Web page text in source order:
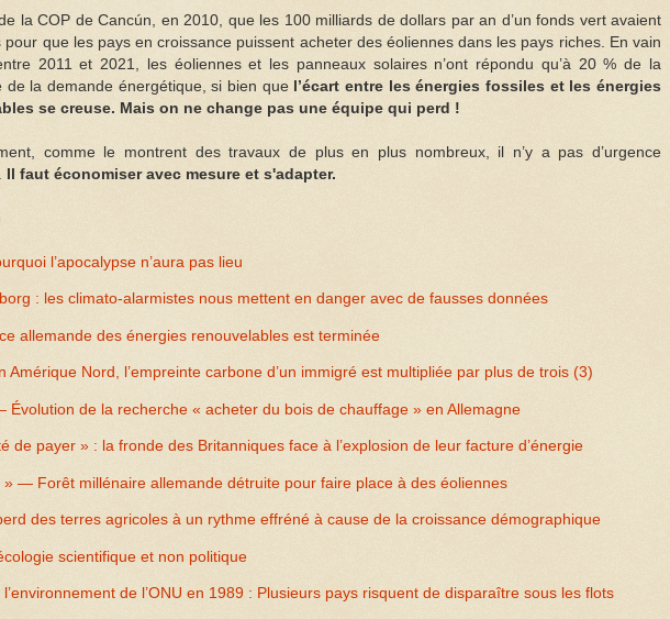
la COP de Cancún, en 2010, que les 100 milliards de dollars par an d’un fonds vert avaient
pour que les pays en croissance puissent acheter des éoliennes dans les pays riches. En vain
2011 et 2021, les éoliennes et les panneaux solaires n’ont répondu qu’à 20 % de la
de la demande énergétique, si bien que l’écart entre les énergies fossiles et les énergies
se creuse. Mais on ne change pas une équipe qui perd !
comme le montrent des travaux de plus en plus nombreux, il n’y a pas d’urgence
Il faut économiser avec mesure et s'adapter.
l’apocalypse n’aura pas lieu
: les climato-alarmistes nous mettent en danger avec de fausses données
allemande des énergies renouvelables est terminée
Amérique Nord, l’empreinte carbone d’un immigré est multipliée par plus de trois (3)
Évolution de la recherche « acheter du bois de chauffage » en Allemagne
de payer » : la fronde des Britanniques face à l’explosion de leur facture d’énergie
» — Forêt millénaire allemande détruite pour faire place à des éoliennes
des terres agricoles à un rythme effréné à cause de la croissance démographique
scientifique et non politique
l’environnement de l’ONU en 1989 : Plusieurs pays risquent de disparaître sous les flots